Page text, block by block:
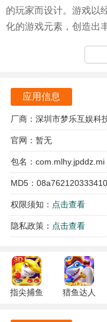
的玩家而设计。游戏以
化的游戏元素，创造出
的竞技乐趣。游戏还特
魅力。
金牌斗地主游戏
1. 游戏采用了生动的卡
带来愉悦的视觉享受，
界。
2. 玩家可以随时随地进
家的游戏体验，不论
3. 竞技模式的引入为
不仅需要运用牌技，
的趣味性。
4. 游戏内提供了丰富
应用信息
厂商：深圳市梦乐互娱科
官网：暂无
包名：com.mlhy.jpddz.mi
MD5：
权限须知： 点击查看
隐私政策： 点击查看
指尖捕鱼
安卓版
猎鱼达人
卓版